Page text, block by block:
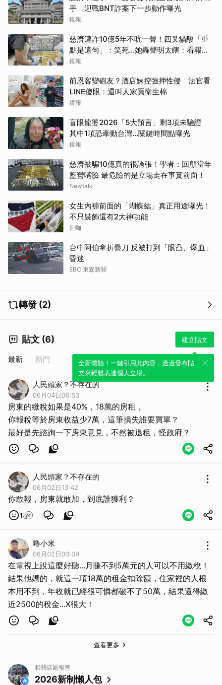
手 迎戰BNT詐案下一步動作曝光
鏡報
慈濟遭詐10億5年不吭一聲！四叉貓酸「重
點是這句」：笑死...她轟聲明太瞎：看報紙
才知被騙
鏡報
前恩客變砲友？酒店妹控強押性侵 法官看
LINE傻眼：還叫人家買衛生棉
鏡報
盲眼龍婆2026「5大預言」剩3項未驗證
其中1項恐牽動台灣...關鍵時間點曝光
鏡報
慈濟被騙10億真的很誇張！學者：回顧當年
藍營嘴臉 最危險的是立場走在事實前面！
Newtalk
女生內褲前面的「蝴蝶結」真正用途曝光！
不只裝飾還有2大神功能
造咖
台中阿伯拿折疊刀 反被打到「眼凸、爆血」
昏迷
EBC 東森新聞
轉發 (2)
貼文 (6) 建立貼文
全新體驗！一鍵引用此內容，透過發布貼
文來輕鬆表達個人立場。
最新 熱門
人民頭家？不存在的
06月04日06:53
房東的繳稅如果是40%，18萬的房租，
你報稅等於房東收益少7萬，這筆損失誰要買單？
最好是先諮詢一下房東意見，不然被退租，怪政府？
人民頭家？不存在的
06月02日13:42
你敢報，房東就敢加，到底誰獲利？
1
嚕小米
06月02日00:09
在電視上說這麼好聽...月賺不到5萬元的人可以不用繳稅！
結果他媽的，就這一項18萬的租金扣除額，住家裡的人根
本用不到，年收就已經很可憐都破不了50萬，結果還得繳
近2500的稅金...X很大！
查看更多
相關話題報導
2026新制懶人包
取消